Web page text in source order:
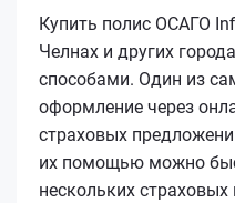
Купить полис ОСАГО
Челнах и других
способами. Один из
оформление через
страховых
их помощью можно
нескольких